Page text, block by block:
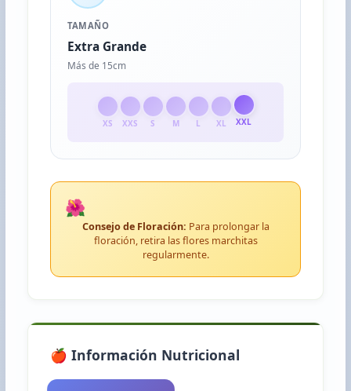
TAMAÑO
Extra Grande
Más de 15cm
XS XXS S M L XL XXL
🌺
Consejo de Floración: Para prolongar la
floración, retira las flores marchitas
regularmente.
🍎 Información Nutricional